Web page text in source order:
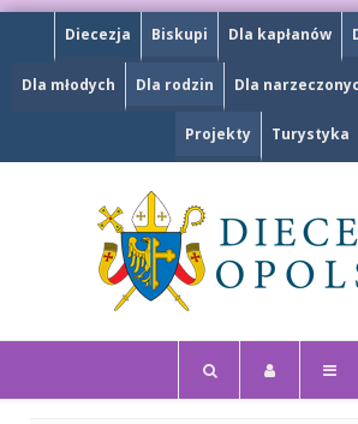
Diecezja Biskupi Dla kapłanów
Dla młodych Dla rodzin Dla
Projekty Turystyka